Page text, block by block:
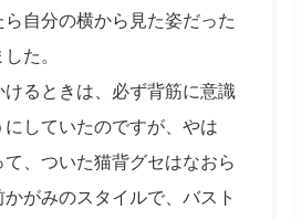
自分の横から見た姿だった
た。
るときは、必ず背筋に意識
にしていたのですが、やは
て、ついた猫背グセはなおら
がみのスタイルで、バスト